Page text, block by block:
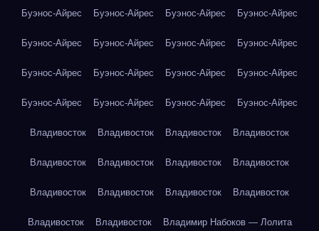
Буэнос-Айрес Буэнос-Айрес Буэнос-Айрес Буэнос-Айрес
Буэнос-Айрес Буэнос-Айрес Буэнос-Айрес Буэнос-Айрес
Буэнос-Айрес Буэнос-Айрес Буэнос-Айрес Буэнос-Айрес
Буэнос-Айрес Буэнос-Айрес Буэнос-Айрес Буэнос-Айрес
Владивосток Владивосток Владивосток Владивосток
Владивосток Владивосток Владивосток Владивосток
Владивосток Владивосток Владивосток Владивосток
Владивосток Владивосток Владимир Набоков — Лолита